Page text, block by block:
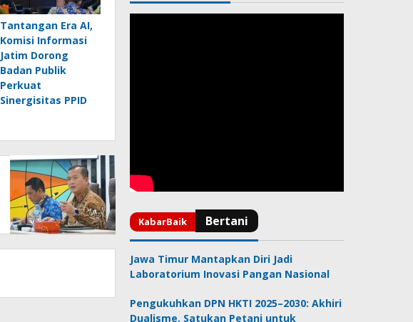
Tantangan Era AI,
Komisi Informasi
Jatim Dorong
Badan Publik
Perkuat
Sinergisitas PPID
Jawa Timur Mantapkan Diri Jadi
Laboratorium Inovasi Pangan Nasional
Pengukuhkan DPN HKTI 2025–2030: Akhiri
Dualisme, Satukan Petani untuk